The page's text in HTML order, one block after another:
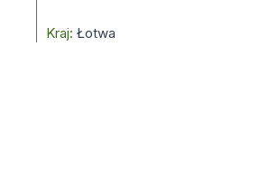
Kraj: Łotwa